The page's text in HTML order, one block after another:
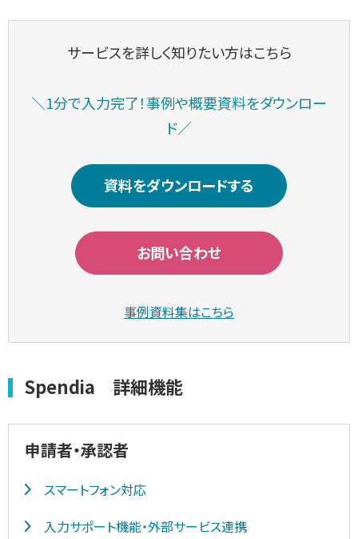
サービスを詳しく知りたい方はこちら
＼1分で入力完了！事例や概要資料をダウンロー
ド／
資料をダウンロードする
お問い合わせ
事例資料集はこちら
Spendia 詳細機能
申請者・承認者
スマートフォン対応
入力サポート機能・外部サービス連携